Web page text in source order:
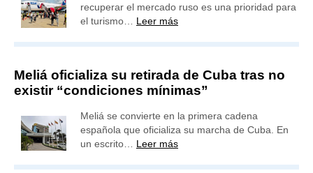
recuperar el mercado ruso es una prioridad para
el turismo… Leer más
Meliá oficializa su retirada de Cuba tras no
existir “condiciones mínimas”
Meliá se convierte en la primera cadena
española que oficializa su marcha de Cuba. En
un escrito… Leer más